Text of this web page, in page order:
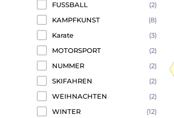
FUSSBALL
(2)
KAMPFKUNST
(8)
Karate
(3)
MOTORSPORT
(2)
NUMMER
(2)
SKIFAHREN
(2)
WEIHNACHTEN
(2)
WINTER
(12)